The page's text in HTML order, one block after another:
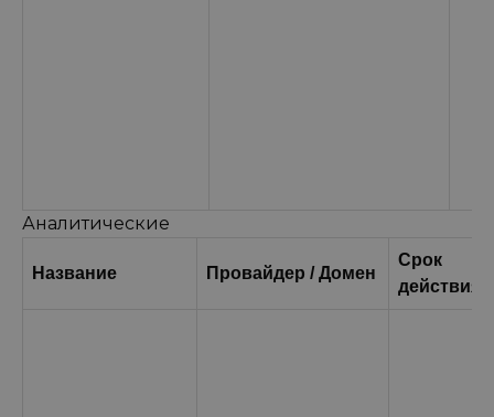
Аналитические
Название Провайдер / Домен
Срок
действия